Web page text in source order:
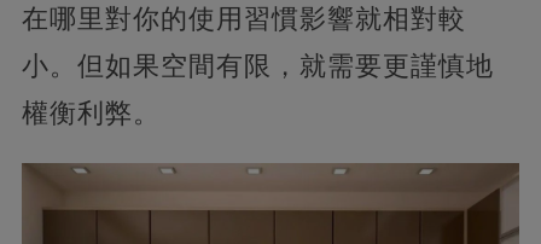
在哪里對你的使用習慣影響就相對較
小。但如果空間有限，就需要更謹慎地
權衡利弊。